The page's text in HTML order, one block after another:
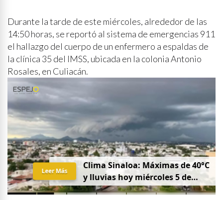
Durante la tarde de este miércoles, alrededor de las
14:50 horas, se reportó al sistema de emergencias 911
el hallazgo del cuerpo de un enfermero a espaldas de
la clínica 35 del IMSS, ubicada en la colonia Antonio
Rosales, en Culiacán.
Clima Sinaloa: Máximas de 40°C
y lluvias hoy miércoles 5 de
agosto
Leer Más